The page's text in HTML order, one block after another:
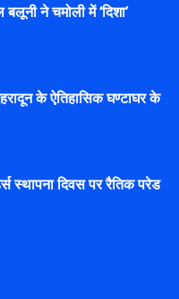
ने चमोली में ‘दिशा’
के ऐतिहासिक घण्टाघर के
स्थापना दिवस पर रैतिक परेड